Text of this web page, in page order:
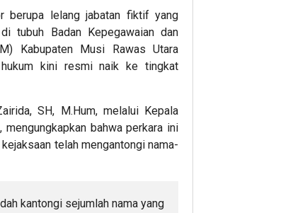
berupa lelang jabatan fiktif yang
tubuh Badan Kepegawaian dan
Kabupaten Musi Rawas Utara
kini resmi naik ke tingkat
SH, M.Hum, melalui Kepala
bahwa perkara ini
telah mengantongi nama-
kantongi sejumlah nama yang